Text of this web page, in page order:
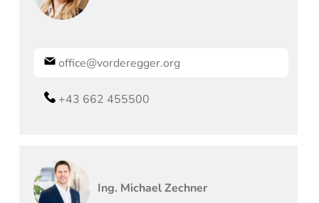
office@vorderegger.org
+43 662 455500
Ing. Michael Zechner